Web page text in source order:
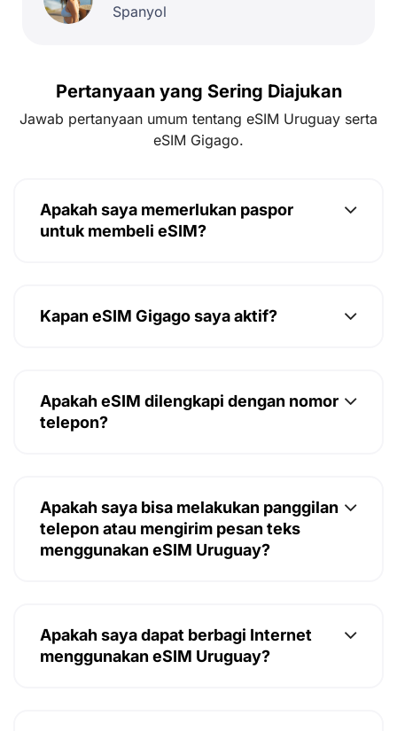
Spanyol
Pertanyaan yang Sering Diajukan
Jawab pertanyaan umum tentang eSIM Uruguay serta
eSIM Gigago.
Apakah saya memerlukan paspor
untuk membeli eSIM?
Kapan eSIM Gigago saya aktif?
Apakah eSIM dilengkapi dengan nomor
telepon?
Apakah saya bisa melakukan panggilan
telepon atau mengirim pesan teks
menggunakan eSIM Uruguay?
Apakah saya dapat berbagi Internet
menggunakan eSIM Uruguay?